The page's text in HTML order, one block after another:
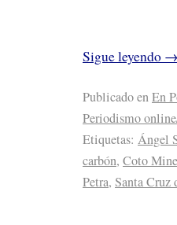
Sigue leyendo →
Publicado enEn
Periodismo
Etiquetas: Ángel
carbón, Coto
Petra, Santa Cruz